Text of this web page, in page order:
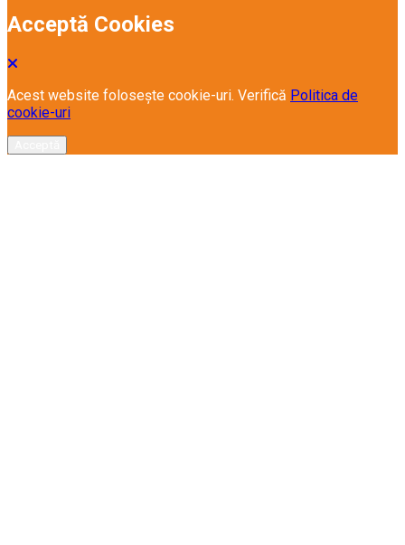
Acceptă Cookies
Acest website folosește cookie-uri. Verifică Politica de
cookie-uri